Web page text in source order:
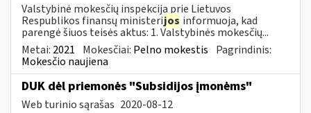
Valstybinė mokesčių inspekcija prie Lietuvos
Respublikos finansų ministerijos informuoja, kad
parengė šiuos teisės aktus: 1. Valstybinės mokesčių...
Metai: 2021 Mokesčiai: Pelno mokestis Pagrindinis:
Mokesčio naujiena
DUK dėl priemonės "Subsidijos įmonėms"
Web turinio sąrašas 2020-08-12